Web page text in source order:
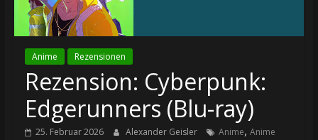
Anime Rezensionen
Rezension: Cyberpunk:
Edgerunners (Blu-ray)
25. Februar 2026 Alexander Geisler Anime, Anime